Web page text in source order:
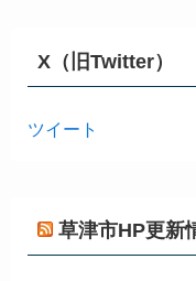
X（旧Twitter）
ツイート
草津市HP更新